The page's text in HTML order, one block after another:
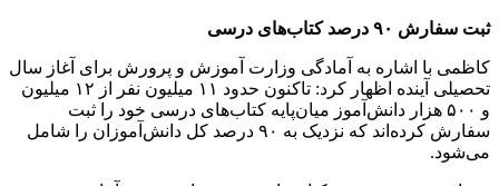
ثبت سفارش ۹۰ درصد کتاب‌های درسی
کاظمی با اشاره به آمادگی وزارت آموزش و پرورش برای آغاز سال
تحصیلی آینده اظهار کرد: تاکنون حدود ۱۱ میلیون نفر از ۱۲ میلیون
و ۵۰۰ هزار دانش‌آموز میان‌پایه کتاب‌های درسی خود را ثبت
سفارش کرده‌اند که نزدیک به ۹۰ درصد کل دانش‌آموزان را شامل
می‌شود.